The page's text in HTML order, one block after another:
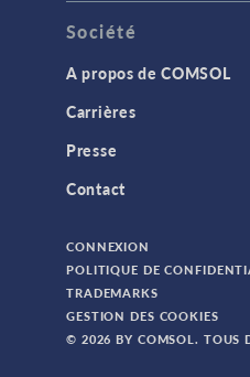
Société
A propos de COMSOL
Carrières
Presse
Contact
CONNEXION
POLITIQUE DE
TRADEMARKS
GESTION DES COOKIES
© 2026 BY COMSOL. TOUS